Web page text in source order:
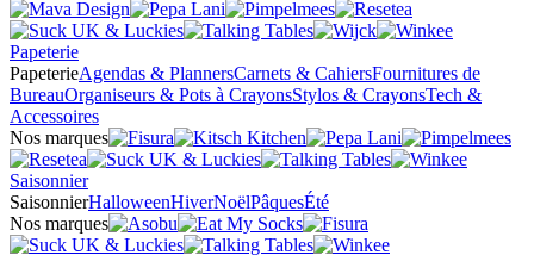
Papeterie
PapeterieAgendas & PlannersCarnets & CahiersFournitures de
BureauOrganiseurs & Pots à CrayonsStylos & CrayonsTech &
Accessoires
Nos marques
Saisonnier
SaisonnierHalloweenHiverNoëlPâquesÉté
Nos marques